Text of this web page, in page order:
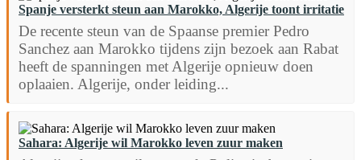
Spanje versterkt steun aan Marokko, Algerije toont irritatie
De recente steun van de Spaanse premier Pedro
Sanchez aan Marokko tijdens zijn bezoek aan Rabat
heeft de spanningen met Algerije opnieuw doen
oplaaien. Algerije, onder leiding...
Sahara: Algerije wil Marokko leven zuur maken